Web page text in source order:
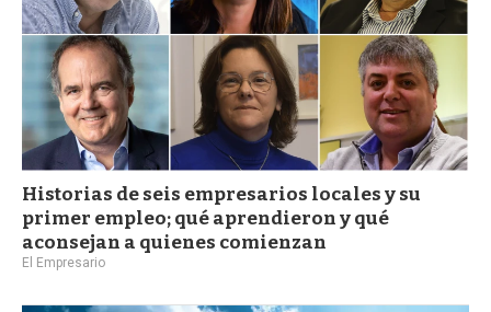
Historias de seis empresarios locales y su
primer empleo; qué aprendieron y qué
aconsejan a quienes comienzan
El Empresario